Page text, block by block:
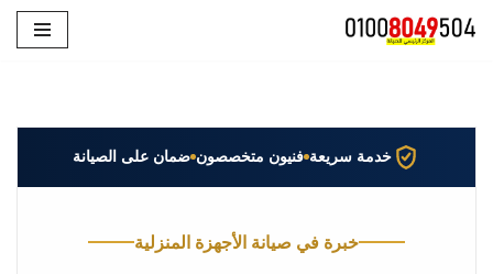
خدمة سريعة فنيون متخصصون ضمان على الصيانة
خبرة في صيانة الأجهزة المنزلية